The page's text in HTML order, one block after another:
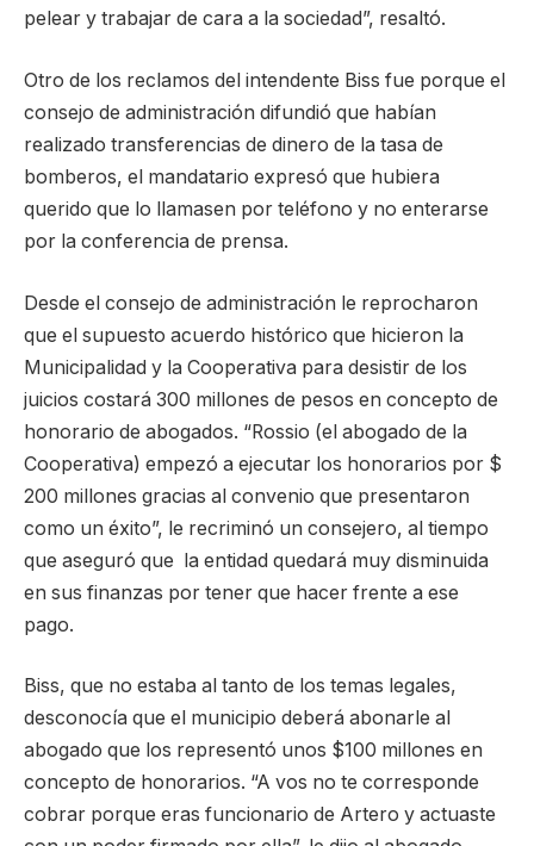
pelear y trabajar de cara a la sociedad”, resaltó.
Otro de los reclamos del intendente Biss fue porque el
consejo de administración difundió que habían
realizado transferencias de dinero de la tasa de
bomberos, el mandatario expresó que hubiera
querido que lo llamasen por teléfono y no enterarse
por la conferencia de prensa.
Desde el consejo de administración le reprocharon
que el supuesto acuerdo histórico que hicieron la
Municipalidad y la Cooperativa para desistir de los
juicios costará 300 millones de pesos en concepto de
honorario de abogados. “Rossio (el abogado de la
Cooperativa) empezó a ejecutar los honorarios por $
200 millones gracias al convenio que presentaron
como un éxito”, le recriminó un consejero, al tiempo
que aseguró que la entidad quedará muy disminuida
en sus finanzas por tener que hacer frente a ese
pago.
Biss, que no estaba al tanto de los temas legales,
desconocía que el municipio deberá abonarle al
abogado que los representó unos $100 millones en
concepto de honorarios. “A vos no te corresponde
cobrar porque eras funcionario de Artero y actuaste